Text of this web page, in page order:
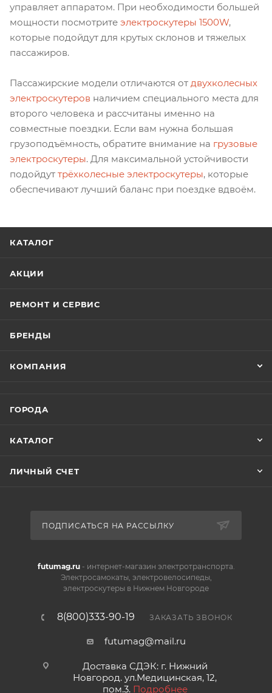
управляет аппаратом. При необходимости большей
мощности посмотрите электроскутеры 1500W,
которые подойдут для крутых склонов и тяжелых
пассажиров.
Пассажирские модели отличаются от двухколесных
электроскутеров наличием специального места для
второго человека и рассчитаны именно на
совместные поездки. Если вам нужна большая
грузоподъёмность, обратите внимание на грузовые
электроскутеры. Для максимальной устойчивости
подойдут трёхколесные электроскутеры, которые
обеспечивают лучший баланс при поездке вдвоём.
КАТАЛОГ
АКЦИИ
РЕМОНТ И СЕРВИС
БРЕНДЫ
КОМПАНИЯ
ГОРОДА
КАТАЛОГ
ЛИЧНЫЙ СЧЕТ
ПОДПИСАТЬСЯ НА РАССЫЛКУ
futumag.ru- интернет-магазин электротранспорта.
Электросамокаты, электровелосипеды,
электроскутеры в Нижнем Новгороде
8(800)333-90-19 ЗАКАЗАТЬ ЗВОНОК
futumag@mail.ru
Доставка СДЭК: г. Нижний
Новгород. ул.Медицинская, 12,
пом.3. Подробнее